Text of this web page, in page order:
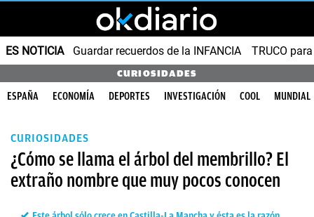
ES NOTICIA Guardar recuerdos de la INFANCIA TRUCO
CURIOSIDADES
ESPAÑA ECONOMÍA DEPORTES INVESTIGACIÓN COOL MUNDIAL
CURIOSIDADES
¿Cómo se llama el árbol del membrillo? El
extraño nombre que muy pocos conocen